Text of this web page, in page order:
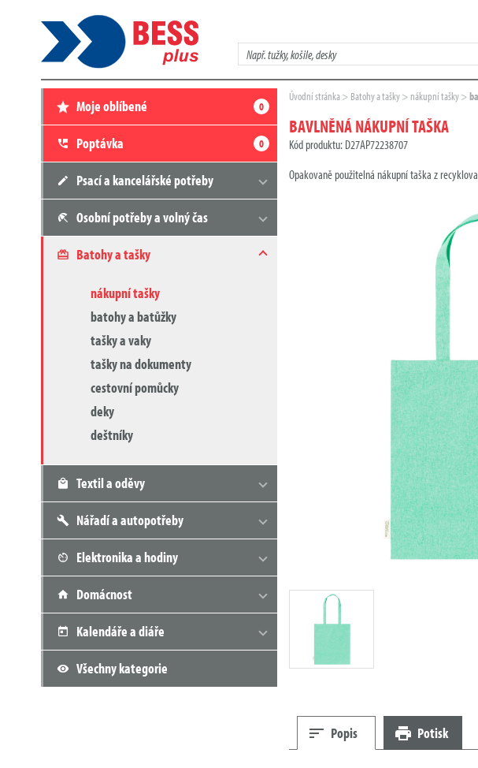
Zadejte
výraz
Moje oblíbené 0
Poptávka 0
Psací a kancelářské potřeby
Osobní potřeby a volný čas
Batohy a tašky
nákupní tašky
batohy a batůžky
tašky a vaky
tašky na dokumenty
cestovní pomůcky
deky
deštníky
Textil a oděvy
Nářadí a autopotřeby
Elektronika a hodiny
Domácnost
Kalendáře a diáře
Všechny kategorie
Zde
nacházíte:
Úvodní stránka Batohy a tašky nákupní tašky
BAVLNĚNÁ NÁKUPNÍ TAŠKA
Kód produktu: D27AP72238707
Opakovaně použitelná nákupní taška z
Popis Potisk